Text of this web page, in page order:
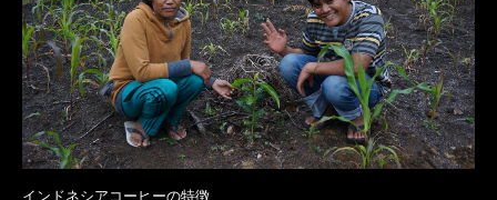
インドネシアコーヒーの特徴